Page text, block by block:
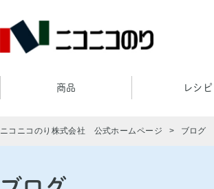
商品 レシピ
ニコニコのり株式会社 公式ホームページ ブログ